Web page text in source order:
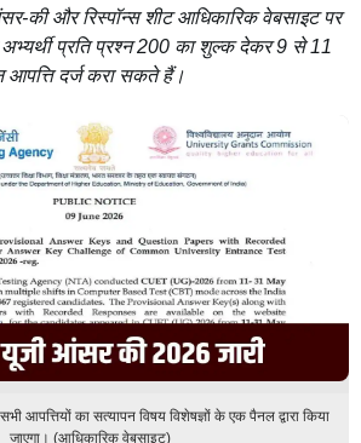
की और रिस्पॉन्स शीट आधिकारिक वेबसाइट पर
प्रति प्रश्न 200 का शुल्क देकर 9 से 11
दर्ज करा सकते हैं।
सभी आपत्तियों का सत्यापन विषय विशेषज्ञों के एक पैनल द्वारा किया
जाएगा। (आधिकारिक वेबसाइट)